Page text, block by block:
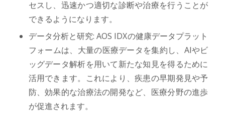
セスし、迅速かつ適切な診断や治療を行うことが
できるようになります。
データ分析と研究: AOS IDXの健康データプラット
フォームは、大量の医療データを集約し、AIやビ
ッグデータ解析を用いて新たな知見を得るために
活用できます。これにより、疾患の早期発見や予
防、効果的な治療法の開発など、医療分野の進歩
が促進されます。